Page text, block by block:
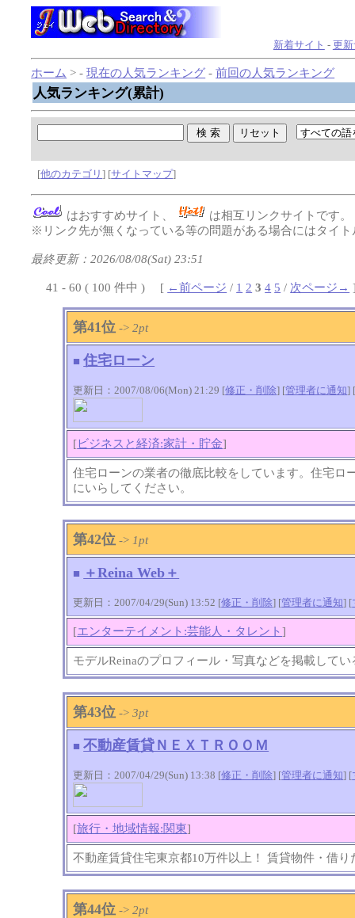
新着サイト - 更
ホーム > -現在の人気ランキング -前回の人気ランキング
人気ランキング(累計)
[他のカテゴリ] [サイトマップ]
はおすすめサイト、
は相互リンクサイトです。
※リンク先が無くなっている等の問題がある場合にはタイト
最終更新：2026/08/08(Sat) 23:51
41 - 60 ( 100 件中 ) [ ←前ページ / 1 2 3 4 5 / 次ページ→
第41位 ->2pt
■ 住宅ローン
更新日：2007/08/06(Mon) 21:29 [修正・削除] [管理者に通知]
[ビジネスと経済:家計・貯金]
住宅ローンの業者の徹底比較をしています。住宅ロ
にいらしてください。
第42位 -> 1pt
■ ＋Reina Web＋
更新日：2007/04/29(Sun) 13:52 [修正・削除] [管理者に通知] [
[エンターテイメント:芸能人・タレント]
モデルReinaのプロフィール・写真などを掲載して
第43位 ->3pt
■ 不動産賃貸ＮＥＸＴＲＯＯＭ
更新日：2007/04/29(Sun) 13:38 [修正・削除] [管理者に通知] [
[旅行・地域情報:関東]
不動産賃貸住宅東京都10万件以上！ 賃貸物件・借り
第44位 ->2pt